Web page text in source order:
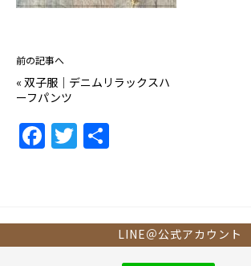
前の記事へ
« 双子服｜デニムリラックスハ
ーフパンツ
F
a
b
T
w
LINE＠公式アカウント